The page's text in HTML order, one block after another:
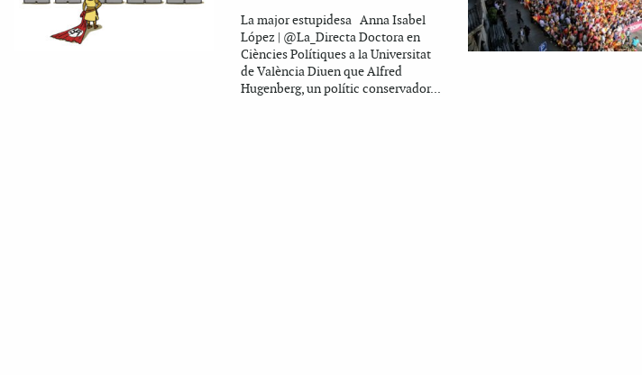
La major estupidesa Anna Isabel
López | @La_Directa Doctora en
Ciències Polítiques a la Universitat
de València Diuen que Alfred
Hugenberg, un polític conservador...